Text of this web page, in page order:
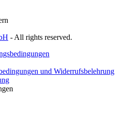
- All rights reserved.
und Widerrufsbelehrung